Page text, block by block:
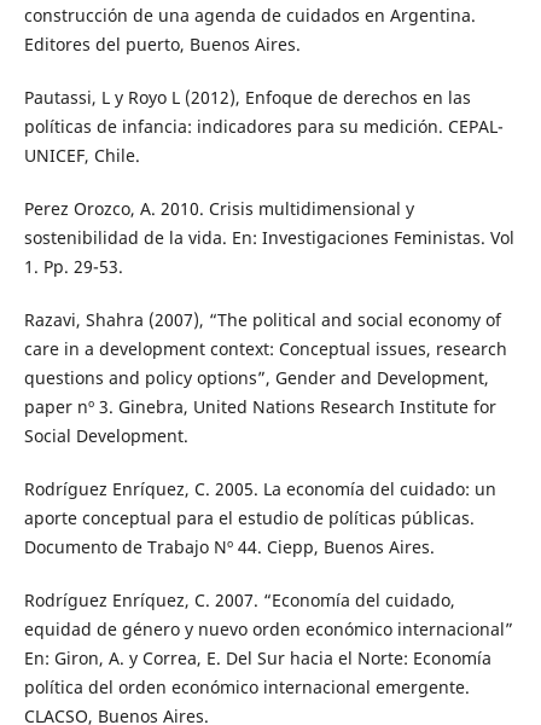
construcción de una agenda de cuidados en Argentina.
Editores del puerto, Buenos Aires.
Pautassi, L y Royo L (2012), Enfoque de derechos en las
políticas de infancia: indicadores para su medición. CEPAL-
UNICEF, Chile.
Perez Orozco, A. 2010. Crisis multidimensional y
sostenibilidad de la vida. En: Investigaciones Feministas. Vol
1. Pp. 29-53.
Razavi, Shahra (2007), “The political and social economy of
care in a development context: Conceptual issues, research
questions and policy options”, Gender and Development,
paper nº 3. Ginebra, United Nations Research Institute for
Social Development.
Rodríguez Enríquez, C. 2005. La economía del cuidado: un
aporte conceptual para el estudio de políticas públicas.
Documento de Trabajo Nº 44. Ciepp, Buenos Aires.
Rodríguez Enríquez, C. 2007. “Economía del cuidado,
equidad de género y nuevo orden económico internacional”
En: Giron, A. y Correa, E. Del Sur hacia el Norte: Economía
política del orden económico internacional emergente.
CLACSO, Buenos Aires.